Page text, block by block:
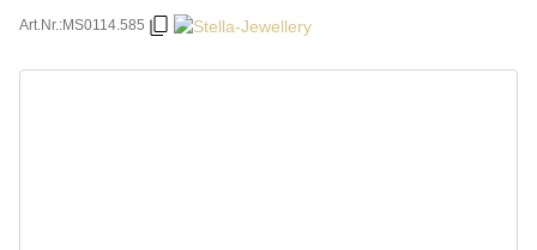
Art.Nr.:MS0114.585